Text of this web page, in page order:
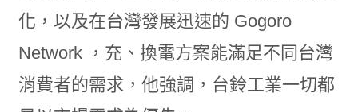
化，以及在台灣發展迅速的 Gogoro
Network ，充、換電方案能滿足不同台灣
消費者的需求，他強調，台鈴工業一切都